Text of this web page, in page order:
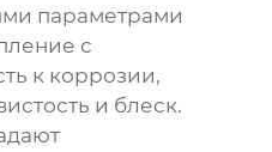
параметрами
с
к коррозии,
и блеск.